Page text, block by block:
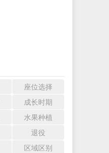
座位选择
成长时期
水果种植
退役
区域区别